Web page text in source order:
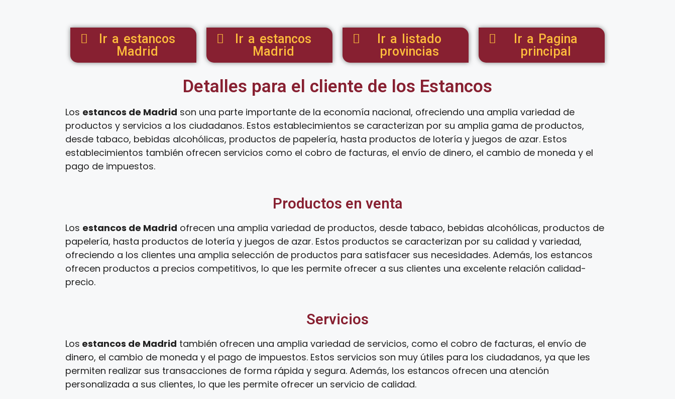
Ir a estancos
Madrid
Ir a estancos
Madrid
Ir a listado
provincias
Ir a Pagina
principal
Detalles para el cliente de los Estancos
Los estancos de Madrid son una parte importante de la economía nacional, ofreciendo una amplia variedad de
productos y servicios a los ciudadanos. Estos establecimientos se caracterizan por su amplia gama de productos,
desde tabaco, bebidas alcohólicas, productos de papelería, hasta productos de lotería y juegos de azar. Estos
establecimientos también ofrecen servicios como el cobro de facturas, el envío de dinero, el cambio de moneda y el
pago de impuestos.
Productos en venta
Los estancos de Madrid ofrecen una amplia variedad de productos, desde tabaco, bebidas alcohólicas, productos de
papelería, hasta productos de lotería y juegos de azar. Estos productos se caracterizan por su calidad y variedad,
ofreciendo a los clientes una amplia selección de productos para satisfacer sus necesidades. Además, los estancos
ofrecen productos a precios competitivos, lo que les permite ofrecer a sus clientes una excelente relación calidad-
precio.
Servicios
Los estancos de Madrid también ofrecen una amplia variedad de servicios, como el cobro de facturas, el envío de
dinero, el cambio de moneda y el pago de impuestos. Estos servicios son muy útiles para los ciudadanos, ya que les
permiten realizar sus transacciones de forma rápida y segura. Además, los estancos ofrecen una atención
personalizada a sus clientes, lo que les permite ofrecer un servicio de calidad.